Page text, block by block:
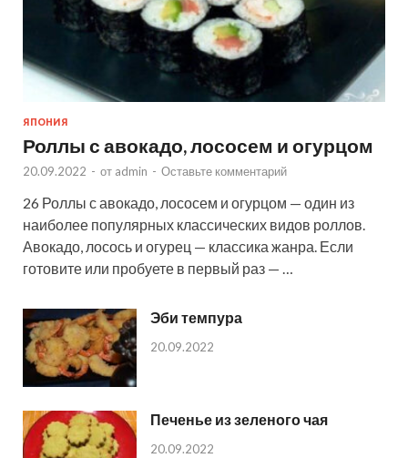
ЯПОНИЯ
Роллы с авокадо, лососем и огурцом
20.09.2022 - от admin - Оставьте комментарий
26 Роллы с авокадо, лососем и огурцом — один из
наиболее популярных классических видов роллов.
Авокадо, лосось и огурец — классика жанра. Если
готовите или пробуете в первый раз — …
Эби темпура
20.09.2022
Печенье из зеленого чая
20.09.2022